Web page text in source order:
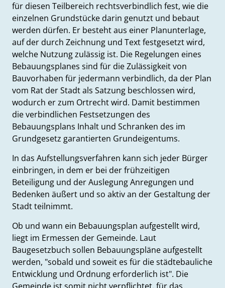
für diesen Teilbereich rechtsverbindlich fest, wie die
einzelnen Grundstücke darin genutzt und bebaut
werden dürfen. Er besteht aus einer Planunterlage,
auf der durch Zeichnung und Text festgesetzt wird,
welche Nutzung zulässig ist. Die Regelungen eines
Bebauungsplanes sind für die Zulässigkeit von
Bauvorhaben für jedermann verbindlich, da der Plan
vom Rat der Stadt als Satzung beschlossen wird,
wodurch er zum Ortrecht wird. Damit bestimmen
die verbindlichen Festsetzungen des
Bebauungsplans Inhalt und Schranken des im
Grundgesetz garantierten Grundeigentums.
In das Aufstellungsverfahren kann sich jeder Bürger
einbringen, in dem er bei der frühzeitigen
Beteiligung und der Auslegung Anregungen und
Bedenken äußert und so aktiv an der Gestaltung der
Stadt teilnimmt.
Ob und wann ein Bebauungsplan aufgestellt wird,
liegt im Ermessen der Gemeinde. Laut
Baugesetzbuch sollen Bebauungspläne aufgestellt
werden, "sobald und soweit es für die städtebauliche
Entwicklung und Ordnung erforderlich ist". Die